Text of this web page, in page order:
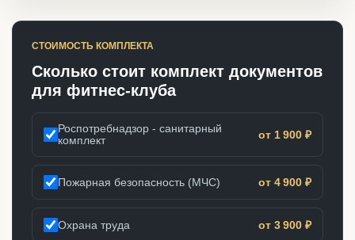
СТОИМОСТЬ КОМПЛЕКТА
Сколько стоит комплект документов
для фитнес-клуба
Роспотребнадзор - санитарный
комплект
от 1 900 ₽
Пожарная безопасность (МЧС) от 4 900 ₽
Охрана труда от 3 900 ₽